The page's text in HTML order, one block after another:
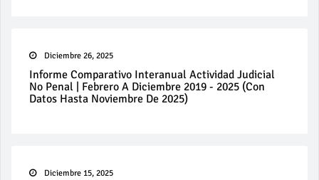
Diciembre 26, 2025
Informe Comparativo Interanual Actividad Judicial
No Penal | Febrero A Diciembre 2019 - 2025 (con
Datos Hasta Noviembre De 2025)
Diciembre 15, 2025